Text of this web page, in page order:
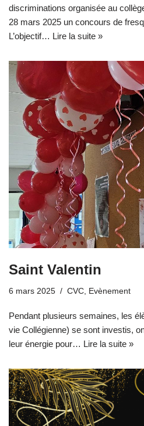
discriminations organisée au
28 mars 2025 un concours de
L’objectif… Lire la suite »
Saint Valentin
6 mars 2025 CVC, Evènement
Pendant plusieurs semaines, les
vie Collégienne) se sont investis,
leur énergie pour… Lire la suite »